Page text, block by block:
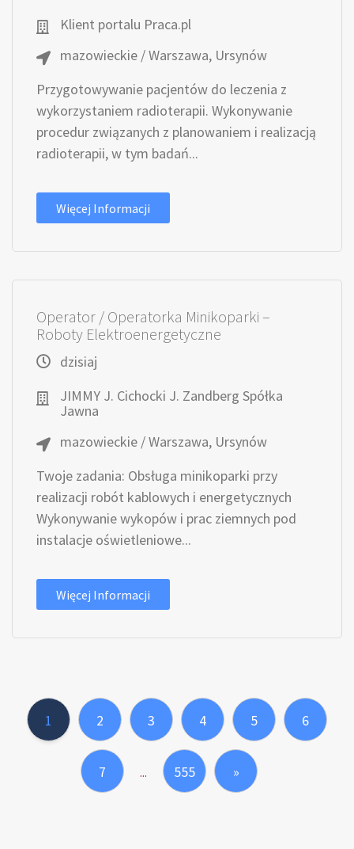
Klient portalu Praca.pl
mazowieckie / Warszawa, Ursynów
Przygotowywanie pacjentów do leczenia z
wykorzystaniem radioterapii. Wykonywanie
procedur związanych z planowaniem i realizacją
radioterapii, w tym badań...
Więcej Informacji
Operator / Operatorka Minikoparki –
Roboty Elektroenergetyczne
dzisiaj
JIMMY J. Cichocki J. Zandberg Spółka
Jawna
mazowieckie / Warszawa, Ursynów
Twoje zadania: Obsługa minikoparki przy
realizacji robót kablowych i energetycznych
Wykonywanie wykopów i prac ziemnych pod
instalacje oświetleniowe...
Więcej Informacji
1 2 3 4 5 6
7 ... 555 »